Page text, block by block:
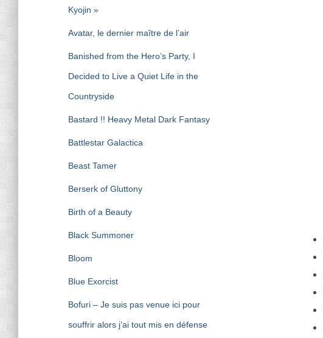
Kyojin »
Avatar, le dernier maître de l’air
Banished from the Hero’s Party, I
Decided to Live a Quiet Life in the
Countryside
Bastard !! Heavy Metal Dark Fantasy
Battlestar Galactica
Beast Tamer
Berserk of Gluttony
Birth of a Beauty
Black Summoner
Bloom
Blue Exorcist
Bofuri – Je suis pas venue ici pour
souffrir alors j’ai tout mis en défense